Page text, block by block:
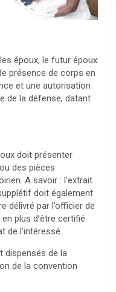
époux, le futur époux
présence de corps en
et une autorisation
de la défense, datant
doit présenter
des pièces
A savoir : l’extrait
doit également
délivré par l’officier de
plus d’être certifié
de l’intéressé.
dispensés de la
de la convention